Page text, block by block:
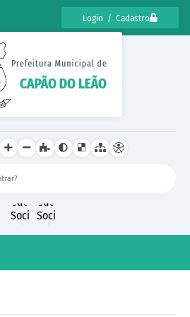
Login / Cadastro